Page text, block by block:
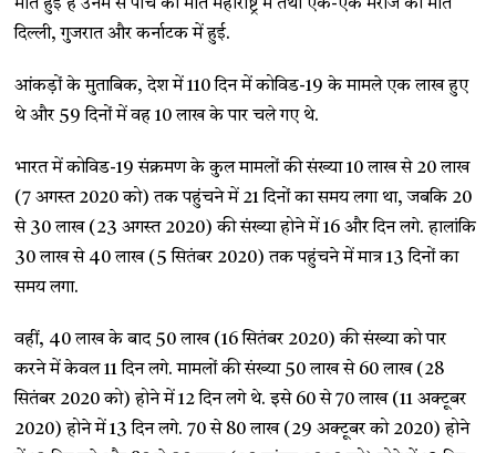
मौत हुई है उनमें से पांच की मौत महाराष्ट्र में तथा एक-एक मरीज की मौत
दिल्ली, गुजरात और कर्नाटक में हुई.
आंकड़ों के मुताबिक, देश में 110 दिन में कोविड-19 के मामले एक लाख हुए
थे और 59 दिनों में वह 10 लाख के पार चले गए थे.
भारत में कोविड-19 संक्रमण के कुल मामलों की संख्या 10 लाख से 20 लाख
(7 अगस्त 2020 को) तक पहुंचने में 21 दिनों का समय लगा था, जबकि 20
से 30 लाख (23 अगस्त 2020) की संख्या होने में 16 और दिन लगे. हालांकि
30 लाख से 40 लाख (5 सितंबर 2020) तक पहुंचने में मात्र 13 दिनों का
समय लगा.
वहीं, 40 लाख के बाद 50 लाख (16 सितंबर 2020) की संख्या को पार
करने में केवल 11 दिन लगे. मामलों की संख्या 50 लाख से 60 लाख (28
सितंबर 2020 को) होने में 12 दिन लगे थे. इसे 60 से 70 लाख (11 अक्टूबर
2020) होने में 13 दिन लगे. 70 से 80 लाख (29 अक्टूबर को 2020) होने